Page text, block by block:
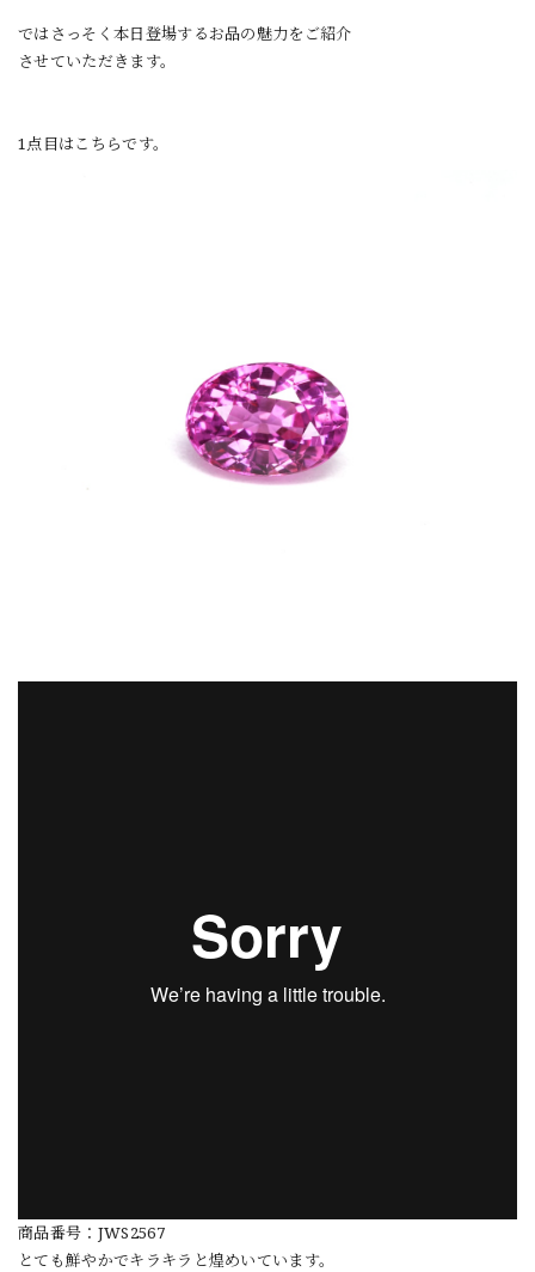
ではさっそく本日登場するお品の魅力をご紹介
させていただきます。
1点目はこちらです。
商品番号：JWS2567
とても鮮やかでキラキラと煌めいています。